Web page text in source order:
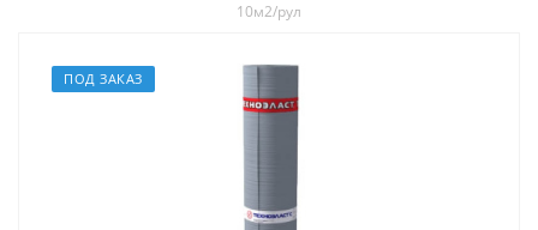
10м2/рул
ПОД ЗАКАЗ